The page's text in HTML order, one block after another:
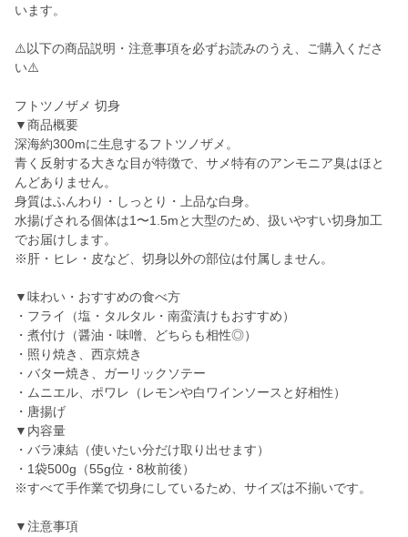
います。
⚠️以下の商品説明・注意事項を必ずお読みのうえ、ご購入くださ
い⚠️
フトツノザメ 切身
▼商品概要
深海約300mに生息するフトツノザメ。
青く反射する大きな目が特徴で、サメ特有のアンモニア臭はほと
んどありません。
身質はふんわり・しっとり・上品な白身。
水揚げされる個体は1〜1.5mと大型のため、扱いやすい切身加工
でお届けします。
※肝・ヒレ・皮など、切身以外の部位は付属しません。
▼味わい・おすすめの食べ方
・フライ（塩・タルタル・南蛮漬けもおすすめ）
・煮付け（醤油・味噌、どちらも相性◎）
・照り焼き、西京焼き
・バター焼き、ガーリックソテー
・ムニエル、ポワレ（レモンや白ワインソースと好相性）
・唐揚げ
▼内容量
・バラ凍結（使いたい分だけ取り出せます）
・1袋500g（55g位・8枚前後）
※すべて手作業で切身にしているため、サイズは不揃いです。
▼注意事項